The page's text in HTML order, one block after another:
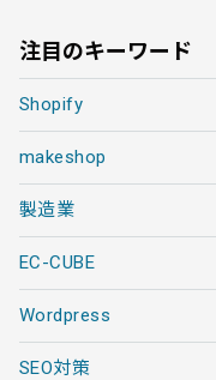
注目のキーワード
Shopify
makeshop
製造業
EC-CUBE
Wordpress
SEO対策